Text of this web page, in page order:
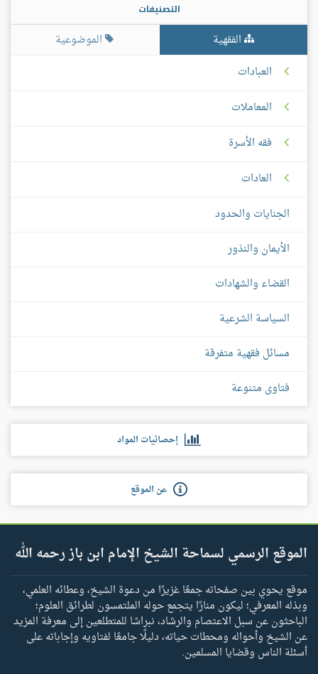
التصنيفات
الفقهية
الموضوعية
العبادات
المعاملات
فقه الأسرة
العادات
الجنايات والحدود
الأيمان والنذور
القضاء والشهادات
السياسة الشرعية
مسائل فقهية متفرقة
فتاوى متنوعة
إحصائيات المواد
عن الموقع
الموقع الرسمي لسماحة الشيخ الإمام ابن باز رحمه الله
موقع يحوي بين صفحاته جمعًا غزيرًا من دعوة الشيخ، وعطائه العلمي،
وبذله المعرفي؛ ليكون منارًا يتجمع حوله الملتمسون لطرائق العلوم؛
الباحثون عن سبل الاعتصام والرشاد، نبراسًا للمتطلعين إلى معرفة المزيد
عن الشيخ وأحواله ومحطات حياته، دليلًا جامعًا لفتاويه وإجاباته على
أسئلة الناس وقضايا المسلمين.